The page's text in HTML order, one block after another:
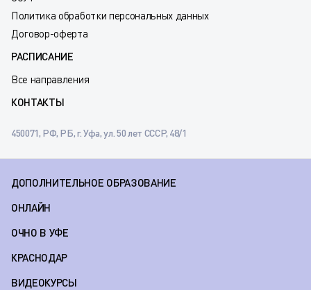
Политика обработки персональных данных
Договор-оферта
РАСПИСАНИЕ
Все направления
КОНТАКТЫ
450071, РФ, РБ, г. Уфа, ул. 50 лет СССР, 48/1
ДОПОЛНИТЕЛЬНОЕ ОБРАЗОВАНИЕ
ОНЛАЙН
ОЧНО В УФЕ
КРАСНОДАР
ВИДЕОКУРСЫ